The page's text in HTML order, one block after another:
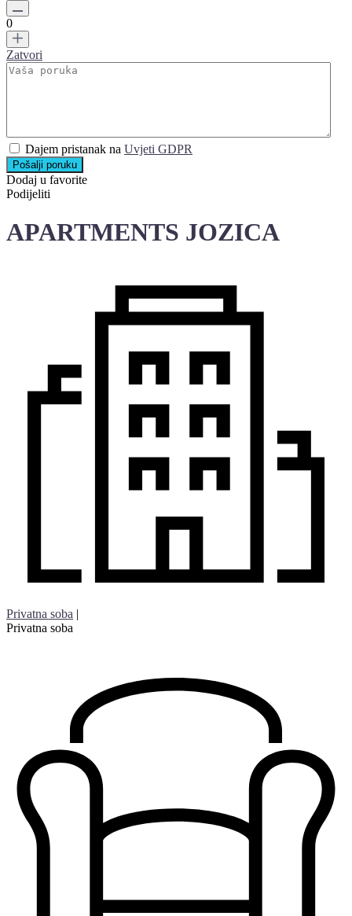
0
Zatvori
Dajem pristanak na Uvjeti GDPR
Pošalji poruku
Dodaj u favorite
Podijeliti
APARTMENTS JOZICA
Privatna soba |
Privatna soba